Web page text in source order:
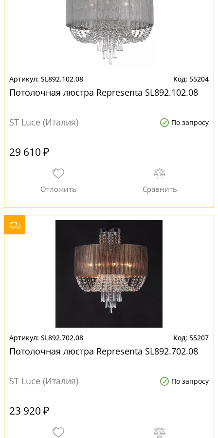
SL892.102.08 55204
Потолочная люстра Representa SL892.102.08
ST Luce (Италия) По запросу
29 610 ₽
SL892.702.08 55207
Потолочная люстра Representa SL892.702.08
ST Luce (Италия) По запросу
23 920 ₽